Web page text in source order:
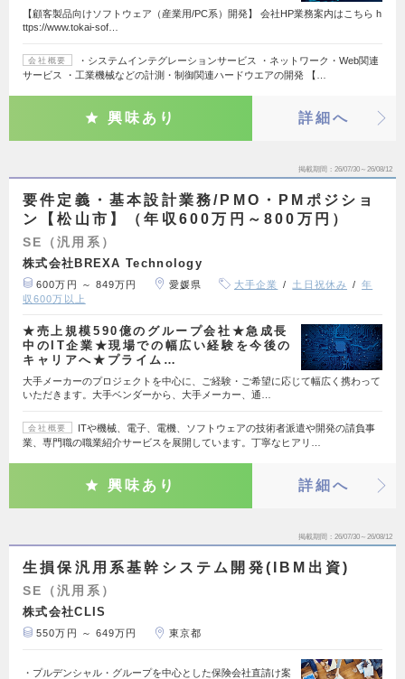
【顧客製品向けソフトウェア（産業用/PC系）開発】 会社HP業務案内はこちら h
ttps://www.tokai-sof…
会社概要
・システムインテグレーションサービス ・ネットワーク・Web関連
サービス ・工業機械などの計測・制御関連ハードウエアの開発 【…
興味あり 詳細へ
掲載期間 26/07/30～26/08/12
要件定義・基本設計業務/PMO・PMポジショ
ン【松山市】（年収600万円～800万円）
SE（汎用系）
株式会社BREXA Technology
600万円 ～ 849万円 愛媛県 大手企業 土日祝休み
年
収600万以上
★売上規模590億のグループ会社★急成長
中のIT企業★現場での幅広い経験を今後の
キャリアへ★プライム…
大手メーカーのプロジェクトを中心に、ご経験・ご希望に応じて幅広く携わって
いただきます。大手ベンダーから、大手メーカー、通…
会社概要
ITや機械、電子、電機、ソフトウェアの技術者派遣や開発の請負事
業、専門職の職業紹介サービスを展開しています。丁寧なヒアリ…
興味あり 詳細へ
掲載期間 26/07/30～26/08/12
生損保汎用系基幹システム開発(IBM出資)
SE（汎用系）
株式会社CLIS
550万円 ～ 649万円 東京都
・プルデンシャル・グループを中心とした保険会社直請け案